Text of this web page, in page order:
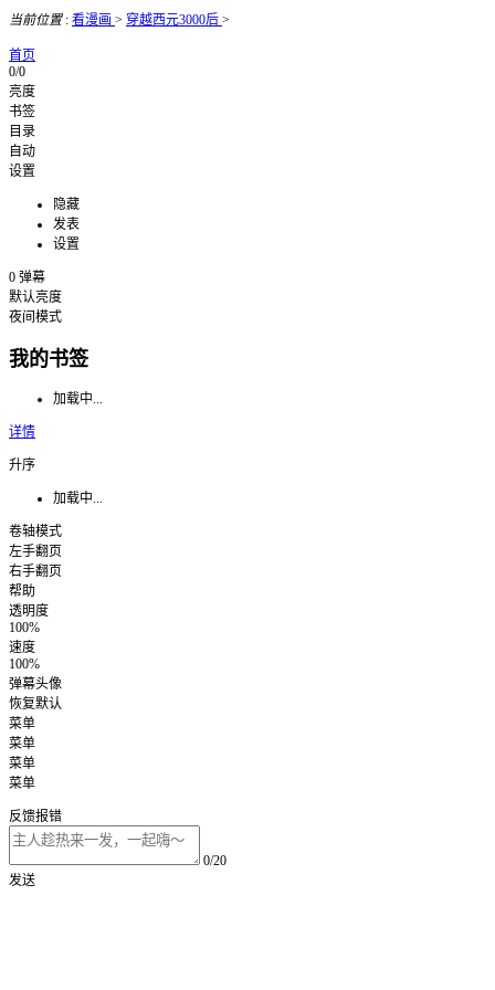
当前位置: 看漫画 > 穿越西元3000后 >
首页
0/0
亮度
书签
目录
自动
设置
隐藏
发表
设置
0 弹幕
默认亮度
夜间模式
我的书签
加载中...
详情
升序
加载中...
卷轴模式
左手翻页
右手翻页
帮助
透明度
100%
速度
100%
弹幕头像
恢复默认
菜单
菜单
菜单
菜单
反馈报错
0/20
发送